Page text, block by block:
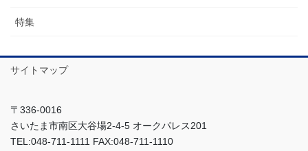
特集
サイトマップ
〒336-0016
さいたま市南区大谷場2-4-5 オークパレス201
TEL:048-711-1111 FAX:048-711-1110